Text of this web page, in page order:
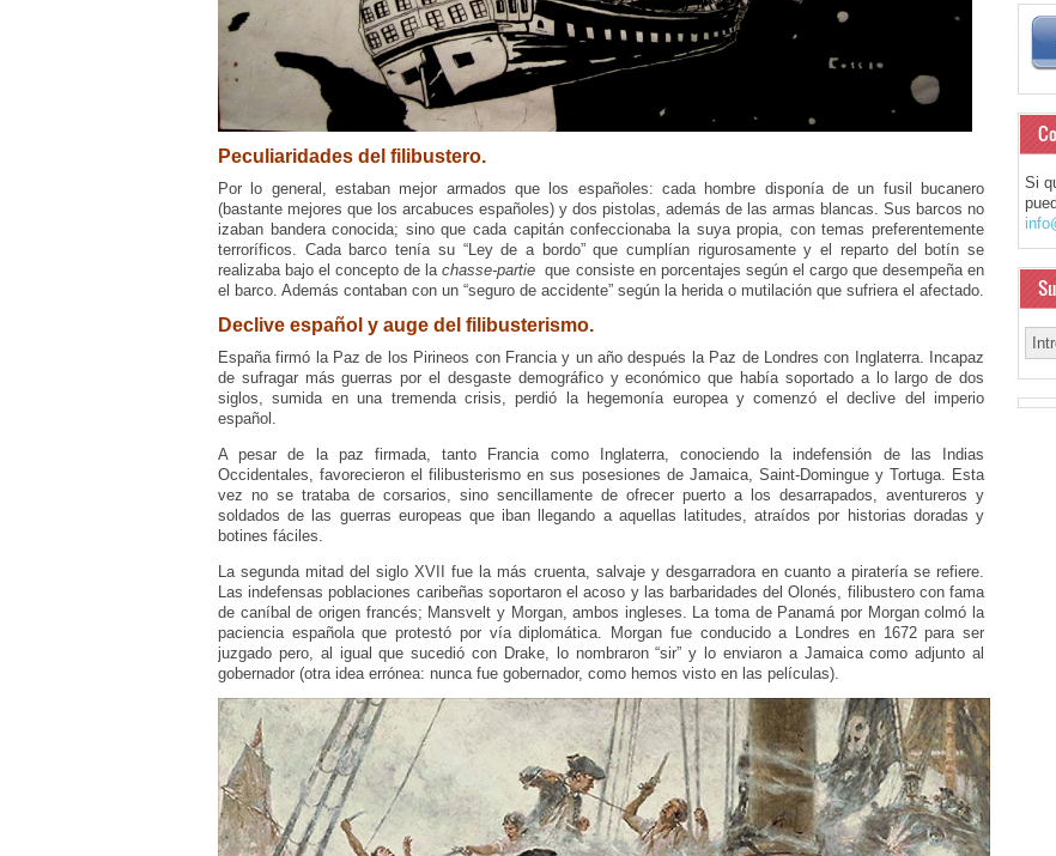
Peculiaridades del filibustero.
Por lo general, estaban mejor armados que los españoles: cada hombre disponía de un fusil bucanero
(bastante mejores que los arcabuces españoles) y dos pistolas, además de las armas blancas. Sus barcos no
izaban bandera conocida; sino que cada capitán confeccionaba la suya propia, con temas preferentemente
terroríficos. Cada barco tenía su “Ley de a bordo” que cumplían rigurosamente y el reparto del botín se
realizaba bajo el concepto de lachasse-partie que consiste en porcentajes según el cargo que desempeña en
el barco. Además contaban con un “seguro de accidente” según la herida o mutilación que sufriera el afectado.
Declive español y auge del filibusterismo.
España firmó la Paz de los Pirineos con Francia y un año después la Paz de Londres con Inglaterra. Incapaz
de sufragar más guerras por el desgaste demográfico y económico que había soportado a lo largo de dos
siglos, sumida en una tremenda crisis, perdió la hegemonía europea y comenzó el declive del imperio
español.
A pesar de la paz firmada, tanto Francia como Inglaterra, conociendo la indefensión de las Indias
Occidentales, favorecieron el filibusterismo en sus posesiones de Jamaica, Saint-Domingue y Tortuga. Esta
vez no se trataba de corsarios, sino sencillamente de ofrecer puerto a los desarrapados, aventureros y
soldados de las guerras europeas que iban llegando a aquellas latitudes, atraídos por historias doradas y
botines fáciles.
La segunda mitad del siglo XVII fue la más cruenta, salvaje y desgarradora en cuanto a piratería se refiere.
Las indefensas poblaciones caribeñas soportaron el acoso y las barbaridades del Olonés, filibustero con fama
de caníbal de origen francés; Mansvelt y Morgan, ambos ingleses. La toma de Panamá por Morgan colmó la
paciencia española que protestó por vía diplomática. Morgan fue conducido a Londres en 1672 para ser
juzgado pero, al igual que sucedió con Drake, lo nombraron “sir” y lo enviaron a Jamaica como adjunto al
gobernador (otra idea errónea: nunca fue gobernador, como hemos visto en las películas).
Si